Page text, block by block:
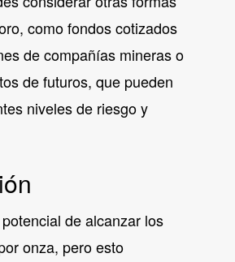
como fondos cotizados
de compañías mineras o
de futuros, que pueden
niveles de riesgo y
de alcanzar los
onza, pero esto